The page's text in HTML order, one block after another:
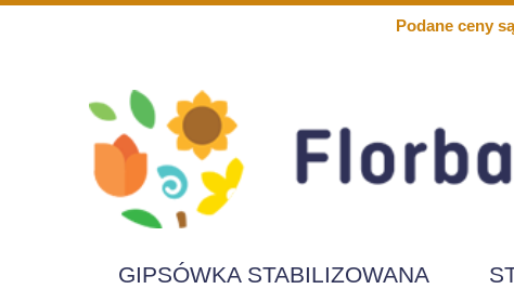
Podane ceny
GIPSÓWKA STABILIZOWANA